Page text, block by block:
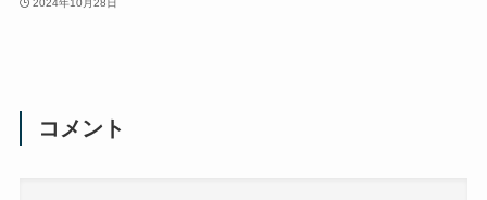
2024年10月28日
コメント